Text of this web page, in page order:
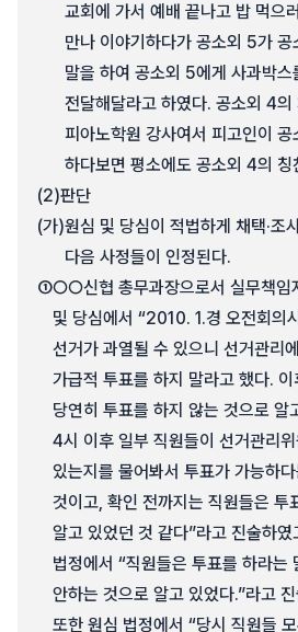
교회에 가서 예배 끝나고 밥 먹으
만나 이야기하다가 공소외 5가
말을 하여 공소외 5에게 사과박스
전달해달라고 하였다. 공소외 4의
피아노학원 강사여서 피고인이
하다보면 평소에도 공소외 4의 칭
(2)판단
(가)원심 및 당심이 적법하게 채택·조
다음 사정들이 인정된다.
①○○신협 총무과장으로서 실무책임
및 당심에서 “2010. 1.경 오전회의
선거가 과열될 수 있으니 선거관리
가급적 투표를 하지 말라고 했다. 이
당연히 투표를 하지 않는 것으로 알
4시 이후 일부 직원들이 선거관리
있는지를 물어봐서 투표가 가능하
것이고, 확인 전까지는 직원들은 투
알고 있었던 것 같다”라고 진술하였
법정에서 “직원들은 투표를 하라는
안하는 것으로 알고 있었다.”라고
또한 원심 법정에서 “당시 직원들